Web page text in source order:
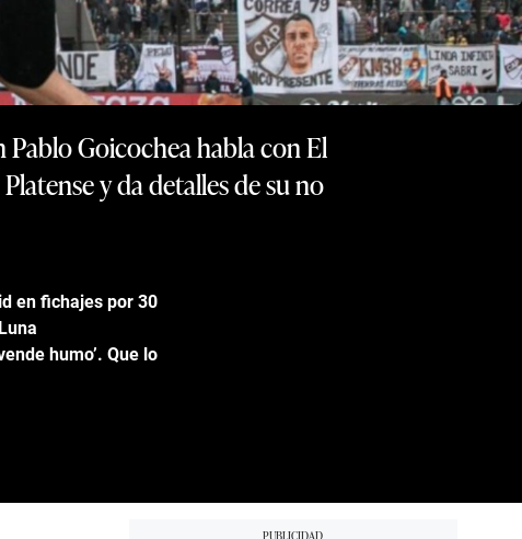
Goicochea habla con El
y da detalles de su no
en fichajes por 30
humo’. Que lo